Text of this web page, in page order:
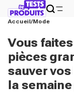
Accueil Mode
Vous
pièces
sauver
la